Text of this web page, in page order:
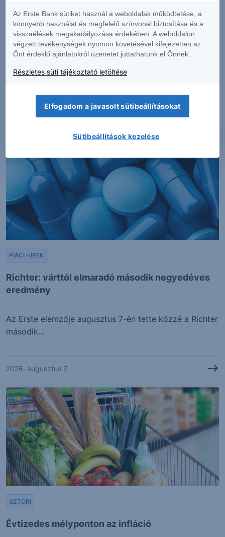
Richter: várttól elmaradó második negyedéves
eredmény
PIACI HÍREK
Az Erste elemzője augusztus 7-én tette közzé a Richter
második...
2026. augusztus 7.
Évtizedes mélyponton az infláció
SZTORI
Az Erste Bank sütiket használ a weboldalak működtetése, a
könnyebb használat és megfelelő színvonal biztosítása és a
visszaélések megakadályozása érdekében. A weboldalon
végzett tevékenységek nyomon követésével kifejezetten az
Önt érdeklő ajánlatokról üzenetet juttathatunk el Önnek.
Részletes süti tájékoztató letöltése
Elfogadom a javasolt sütibeállításokat
Sütibeállítások kezelése